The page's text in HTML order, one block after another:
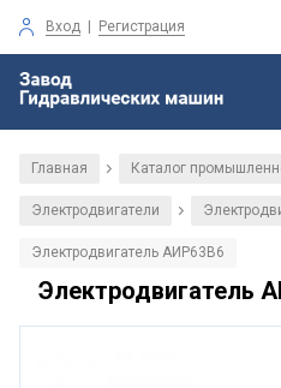
Вход | Регистрация
Главная / Каталог
Электродвигатели /
Электродвигатель АИР63В6
Электродвигатель